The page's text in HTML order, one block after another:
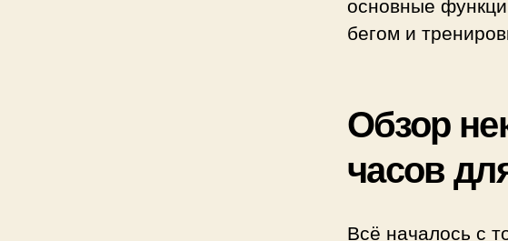
бегом и
Обзор
часов
Всё началось с